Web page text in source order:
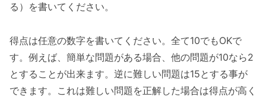
る）を書いてください。
得点は任意の数字を書いてください。全て10でもOKで
す。例えば、簡単な問題がある場合、他の問題が10なら2
とすることが出来ます。逆に難しい問題は15とする事が
できます。これは難しい問題を正解した場合は得点が高く